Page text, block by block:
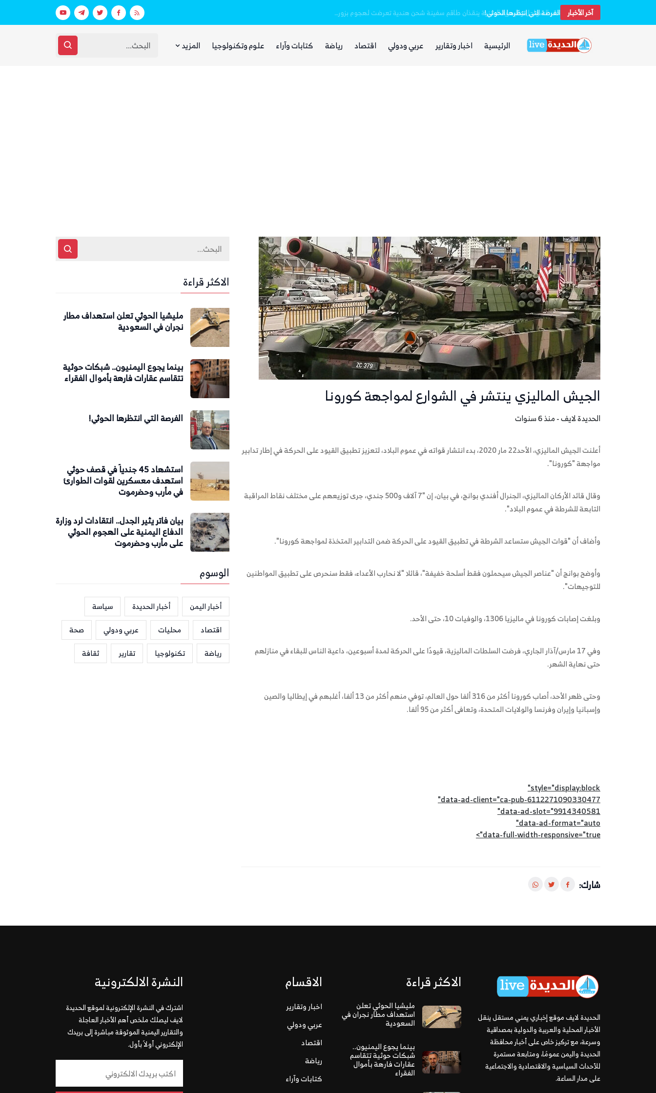
آخر الأخبار خفر السواحل والبحرية اليمنية ينقذان طاقم سفينة شحن هندية تعرضت لهجوم بزورق مفخخ الفرصة التي انتظرها الحوثي! بينما يجوع اليمنيون.. شبكات حوثية تتقاسم عقارات فارهة بأموال الفقراء غضب يمني واسع من مجلس القيادة
الرئيسية اخبار وتقارير عربي ودولي اقتصاد رياضة كتابات وآراء علوم وتكنولوجيا المزيد
الجيش الماليزي ينتشر في الشوارع لمواجهة كورونا
الحديدة لايف - منذ 6 سنوات
أعلنت الجيش الماليزي، الأحد22 مار 2020، بدء انتشار قواته في عموم البلاد، لتعزيز تطبيق القيود على الحركة في إطار تدابير
مواجهة "كورونا".
وقال قائد الأركان الماليزي، الجنرال أفندي بوانج، في بيان، إن "7 آلاف و500 جندي، جرى توزيعهم على مختلف نقاط المراقبة
التابعة للشرطة في عموم البلاد".
وأضاف أن "قوات الجيش ستساعد الشرطة في تطبيق القيود على الحركة ضمن التدابير المتخذة لمواجهة كورونا".
وأوضح بوانج أن "عناصر الجيش سيحملون فقط أسلحة خفيفة"، قائلا "لا نحارب الأعداء، فقط سنحرص على تطبيق المواطنين
للتوجيهات".
وبلغت إصابات كورونا في ماليزيا 1306، والوفيات 10، حتى الأحد.
وفي 17 مارس/آذار الجاري، فرضت السلطات الماليزية، قيودًا على الحركة لمدة أسبوعين، داعية الناس للبقاء في منازلهم
حتى نهاية الشهر.
وحتى ظهر الأحد، أصاب كورونا أكثر من 316 ألفا حول العالم، توفي منهم أكثر من 13 ألفا، أغلبهم في إيطاليا والصين
وإسبانيا وإيران وفرنسا والولايات المتحدة، وتعافى أكثر من 95 ألفا.
style="display:block"
data-ad-client="ca-pub-6112271090330477"
data-ad-slot="9914340581"
data-ad-format="auto"
data-full-width-responsive="true">
شارك:
الاكثر قراءة
مليشيا الحوثي تعلن استهداف مطار
نجران في السعودية
بينما يجوع اليمنيون.. شبكات حوثية
تتقاسم عقارات فارهة بأموال الفقراء
الفرصة التي انتظرها الحوثي!
استشهاد 45 جندياً في قصف حوثي
استهدف معسكرين لقوات الطوارئ
في مأرب وحضرموت
بيان فاتر يثير الجدل.. انتقادات لرد وزارة
الدفاع اليمنية على الهجوم الحوثي
على مأرب وحضرموت
الوسوم
أخبار اليمن أخبار الحديدة
سياسة
اقتصاد
محليات عربي ودولي
صحة
رياضة
تكنولوجيا تقارير ثقافة
الحديدة لايف موقع إخباري يمني مستقل ينقل
الأخبار المحلية والعربية والدولية بمصداقية
وسرعة، مع تركيز خاص على أخبار محافظة
الحديدة واليمن عمومًا، ومتابعة مستمرة
للأحداث السياسية والاقتصادية والاجتماعية
على مدار الساعة.
الاكثر قراءة
مليشيا الحوثي تعلن
استهداف مطار نجران في
السعودية
بينما يجوع اليمنيون..
شبكات حوثية تتقاسم
عقارات فارهة بأموال
الفقراء
الاقسام
اخبار وتقارير
عربي ودولي
اقتصاد
رياضة
كتابات وآراء
النشرة الالكترونية
اشترك في النشرة الإلكترونية لموقع الحديدة
لايف ليصلك ملخص أهم الأخبار العاجلة
والتقارير اليمنية الموثوقة مباشرة إلى بريدك
الإلكتروني أولاً بأول.